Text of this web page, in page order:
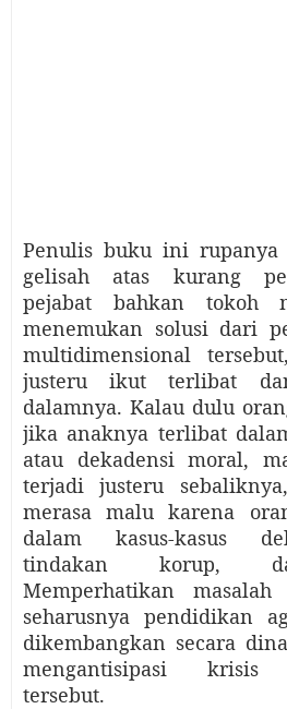
Penulis buku ini rupanya
gelisah atas kurang
pejabat bahkan tokoh
menemukan solusi dari
multidimensional
justeru ikut terlibat
dalamnya. Kalau dulu
jika anaknya terlibat
atau dekadensi moral,
terjadi justeru
merasa malu karena
dalam kasus-kasus
tindakan korup,
Memperhatikan
seharusnya pendidikan
dikembangkan secara
mengantisipasi krisis
tersebut.